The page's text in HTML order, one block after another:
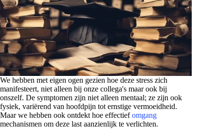
We hebben met eigen ogen gezien hoe deze stress zich
manifesteert, niet alleen bij onze collega's maar ook bij
onszelf. De symptomen zijn niet alleen mentaal; ze zijn ook
fysiek, variërend van hoofdpijn tot ernstige vermoeidheid.
Maar we hebben ook ontdekt hoe effectiefomgang
mechanismen om deze last aanzienlijk te verlichten.